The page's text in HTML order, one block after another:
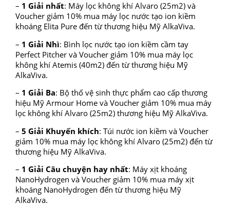
– 1 Giải nhất: Máy lọc không khí Alvaro (25m2) và
Voucher giảm 10% mua máy lọc nước tạo ion kiềm
khoáng Elita Pure đến từ thương hiệu Mỹ AlkaViva.
– 1 Giải Nhì: Bình lọc nước tạo ion kiềm cầm tay
Perfect Pitcher và Voucher giảm 10% mua máy lọc
không khí Atemis (40m2) đến từ thương hiệu Mỹ
AlkaViva.
– 1 Giải Ba: Bộ thố vệ sinh thực phẩm cao cấp thương
hiệu Mỹ Armour Home và Voucher giảm 10% mua máy
lọc không khí Alvaro (25m2) thương hiệu Mỹ AlkaViva.
–5 Giải Khuyến khích: Túi nước ion kiềm và Voucher
giảm 10% mua máy lọc không khí Alvaro (25m2) đến từ
thương hiệu Mỹ AlkaViva.
– 1 Giải Câu chuyện hay nhất: Máy xịt khoáng
NanoHydrogen và Voucher giảm 10% mua máy xịt
khoáng NanoHydrogen đến từ thương hiệu Mỹ
AlkaViva.